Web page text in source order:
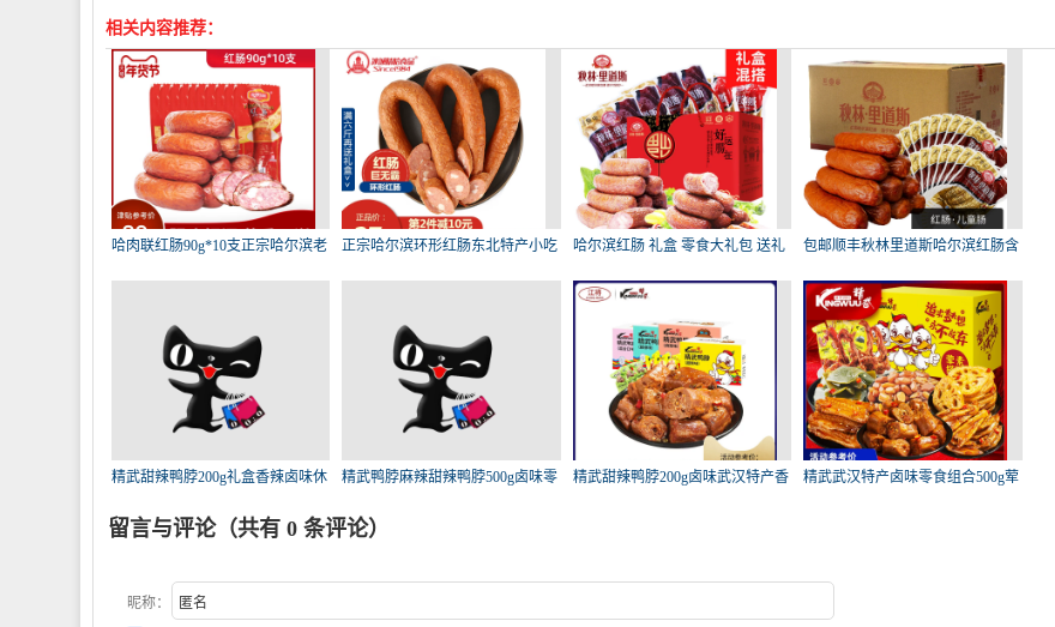
相关内容推荐：
哈肉联红肠90g*10支正宗哈尔滨老
字
正宗哈尔滨环形红肠东北特产小吃
蒜
哈尔滨红肠 礼盒 零食大礼包 送礼
包邮顺丰秋林里道斯哈尔滨红肠含
有
精武甜辣鸭脖200g礼盒香辣卤味休
精武鸭脖麻辣甜辣鸭脖500g卤味零
精武甜辣鸭脖200g卤味武汉特产香
精武武汉特产卤味零食组合500g荤
留言与评论（共有 0 条评论）
昵称：